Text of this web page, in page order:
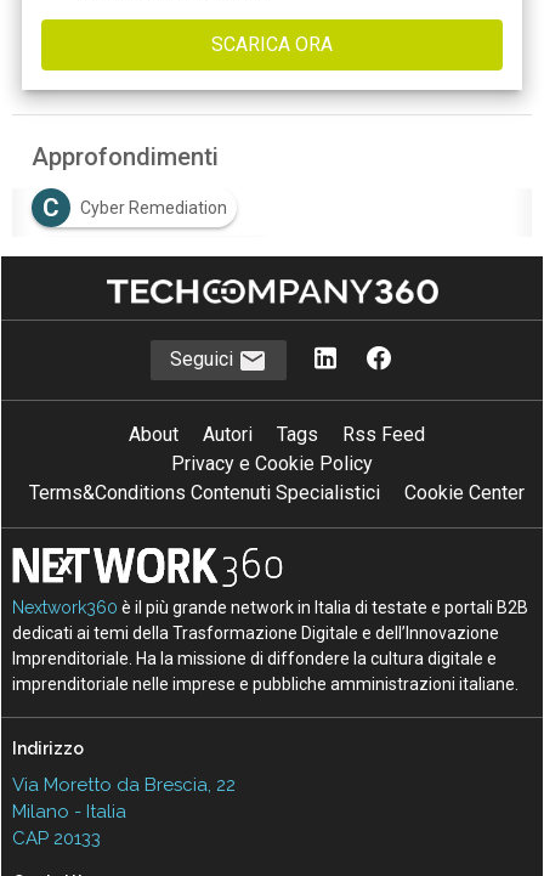
Approfondimenti
C
Cyber Remediation
D detection vs remediation
Security Managed Services
Seguici
About Autori Tags
Rss Feed
Privacy e Cookie Policy
Terms&Conditions Contenuti Specialistici
Cookie Center
Nextwork360 è il più grande network in Italia di testate e portali B2B
dedicati ai temi della Trasformazione Digitale e dell’Innovazione
Imprenditoriale. Ha la missione di diffondere la cultura digitale e
imprenditoriale nelle imprese e pubbliche amministrazioni italiane.
Indirizzo
Via Moretto da Brescia, 22
Milano - Italia
CAP 20133